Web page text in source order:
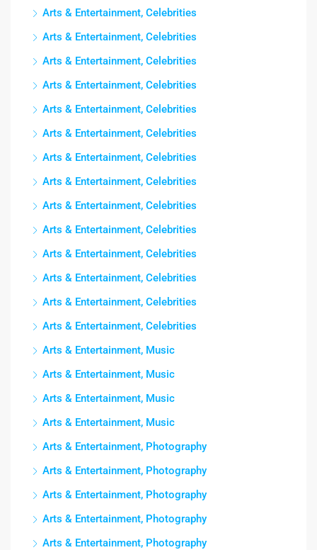
Arts & Entertainment, Celebrities
Arts & Entertainment, Celebrities
Arts & Entertainment, Celebrities
Arts & Entertainment, Celebrities
Arts & Entertainment, Celebrities
Arts & Entertainment, Celebrities
Arts & Entertainment, Celebrities
Arts & Entertainment, Celebrities
Arts & Entertainment, Celebrities
Arts & Entertainment, Celebrities
Arts & Entertainment, Celebrities
Arts & Entertainment, Celebrities
Arts & Entertainment, Celebrities
Arts & Entertainment, Celebrities
Arts & Entertainment, Music
Arts & Entertainment, Music
Arts & Entertainment, Music
Arts & Entertainment, Music
Arts & Entertainment, Photography
Arts & Entertainment, Photography
Arts & Entertainment, Photography
Arts & Entertainment, Photography
Arts & Entertainment, Photography